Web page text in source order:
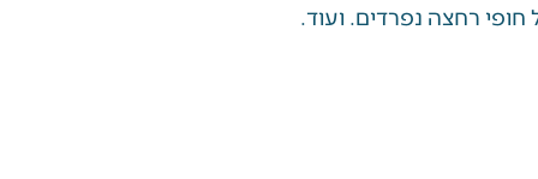
חופי רחצה נפרדים. ועוד.